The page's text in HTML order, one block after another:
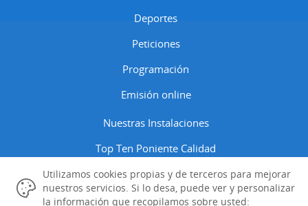
Deportes
Peticiones
Programación
Emisión online
Nuestras Instalaciones
Top Ten Poniente Calidad
Contactar
Aviso Legal
Utilizamos cookies propias y de terceros para mejorar
nuestros servicios. Si lo desa, puede ver y personalizar
la información que recopilamos sobre usted: